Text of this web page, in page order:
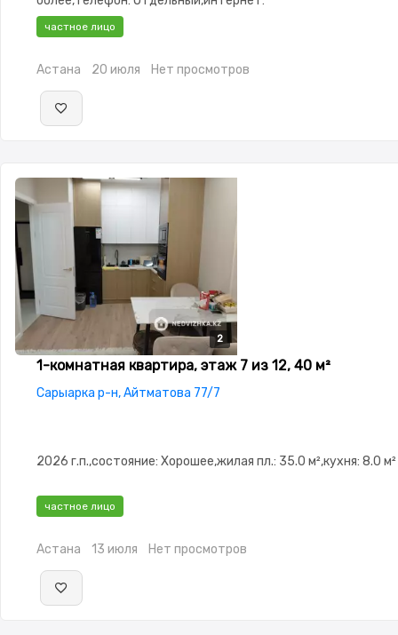
Оптика,Домофон,Видеонаблюдение,Комнаты
изолированы,Счётчики,Тихий двор,Кондиционер
частное лицо
Астана 20 июля Нет просмотров
2
2
1-комнатная квартира, этаж 7 из 12, 40 м²
Сарыарка р-н, Айтматова 77/7
2026 г.п.,состояние: Хорошее,жилая пл.: 35.0 м²,кухня: 8.0 м²
частное лицо
Астана 13 июля Нет просмотров